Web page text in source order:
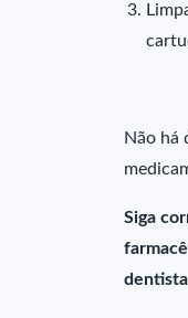
Não há
Siga